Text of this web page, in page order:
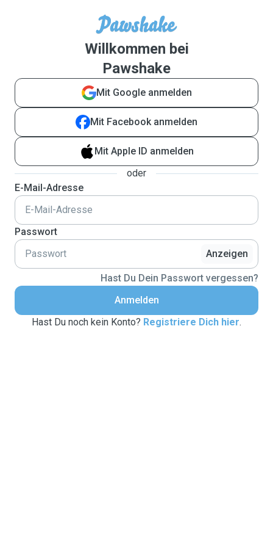
Willkommen bei
Pawshake
Mit Google anmelden
Mit Facebook anmelden
Mit Apple ID anmelden
oder
E-Mail-Adresse
Passwort
Anzeigen
Hast Du Dein Passwort vergessen?
Anmelden
Hast Du noch kein Konto? Registriere Dich hier.